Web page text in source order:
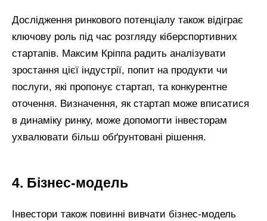
Дослідження ринкового потенціалу також відіграє
ключову роль під час розгляду кіберспортивних
стартапів. Максим Кріппа радить аналізувати
зростання цієї індустрії, попит на продукти чи
послуги, які пропонує стартап, та конкурентне
оточення. Визначення, як стартап може вписатися
в динаміку ринку, може допомогти інвесторам
ухвалювати більш обґрунтовані рішення.
4. Бізнес-модель
Інвестори також повинні вивчати бізнес-модель